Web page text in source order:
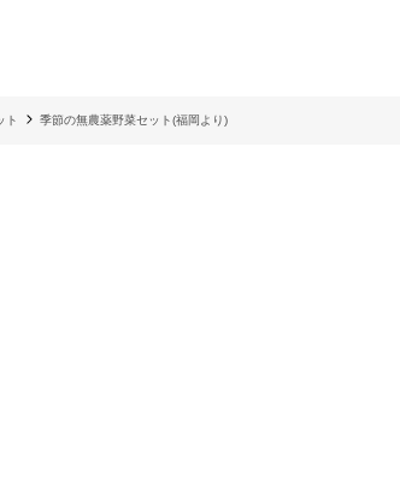
ト 季節の無農薬野菜セット(福岡より)